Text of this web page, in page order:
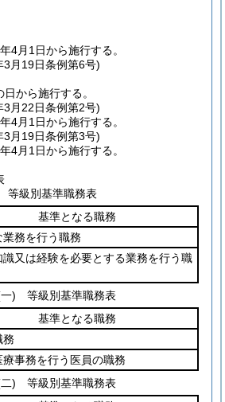
4月1日から施行する。
3月19日条例第6号)
から施行する。
3月22日条例第2号)
4月1日から施行する。
3月19日条例第3号)
4月1日から施行する。
級別基準職務表
基準となる職務
業務を行う職務
識又は経験を必要とする業務を行う職
) 等級別基準職務表
基準となる職務
務
療事務を行う医員の職務
) 等級別基準職務表